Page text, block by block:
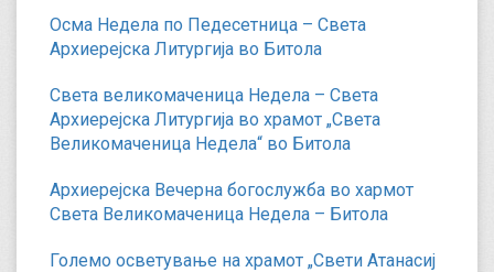
Осма Недела по Педесетница – Света
Архиерејска Литургија во Битола
Света великомаченица Недела – Света
Архиерејска Литургија во храмот „Света
Великомаченица Недела“ во Битола
Архиерејска Вечерна богослужба во хармот
Света Великомаченица Недела – Битола
Големо осветување на храмот „Свети Атанасиј